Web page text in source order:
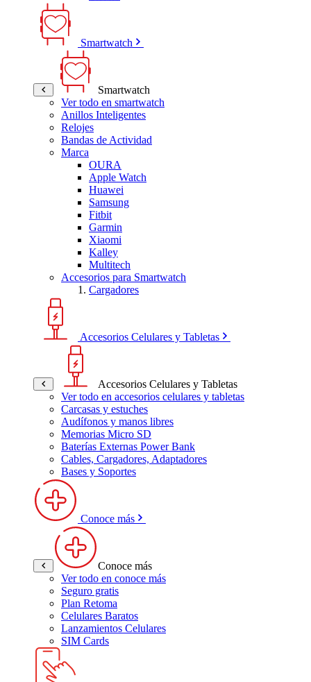
Smartwatch
Smartwatch
Ver todo en smartwatch
Anillos Inteligentes
Relojes
Bandas de Actividad
Marca
OURA
Apple Watch
Huawei
Samsung
Fitbit
Garmin
Xiaomi
Kalley
Multitech
Accesorios para Smartwatch
Cargadores
Accesorios Celulares y Tabletas
Accesorios Celulares y Tabletas
Ver todo en accesorios celulares y tabletas
Carcasas y estuches
Audífonos y manos libres
Memorias Micro SD
Baterías Externas Power Bank
Cables, Cargadores, Adaptadores
Bases y Soportes
Conoce más
Conoce más
Ver todo en conoce más
Seguro gratis
Plan Retoma
Celulares Baratos
Lanzamientos Celulares
SIM Cards